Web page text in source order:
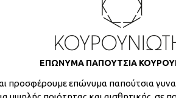
ΕΠΩΝΥΜΑ ΠΑΠΟΥΤΣΙΑ
προσφέρουμε επώνυμα παπούτσια